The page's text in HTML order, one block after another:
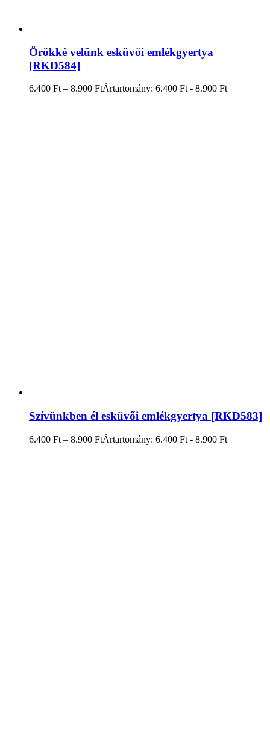
Örökké velünk esküvői emlékgyertya
[RKD584]
6.400 Ft – 8.900 FtÁrtartomány: 6.400 Ft - 8.900 Ft
Szívünkben él esküvői emlékgyertya [RKD583]
6.400 Ft – 8.900 FtÁrtartomány: 6.400 Ft - 8.900 Ft